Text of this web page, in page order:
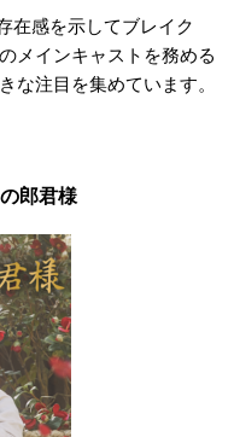
在感を示してブレイク
のメインキャストを務める
な注目を集めています。
郎君様